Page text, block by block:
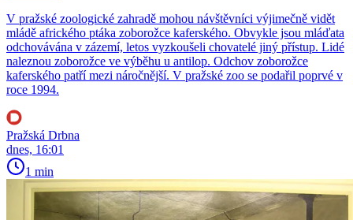
V pražské zoologické zahradě mohou návštěvníci výjimečně vidět
mládě afrického ptáka zoborožce kaferského. Obvykle jsou mláďata
odchovávána v zázemí, letos vyzkoušeli chovatelé jiný přístup. Lidé
naleznou zoborožce ve výběhu u antilop. Odchov zoborožce
kaferského patří mezi náročnější. V pražské zoo se podařil poprvé v
roce 1994.
Pražská Drbna
dnes, 16:01
1 min